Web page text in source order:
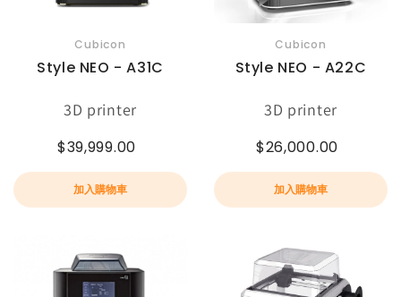
Cubicon
Style NEO - A31C
3D printer
$39,999.00
加入購物車
Cubicon
Style NEO - A22C
3D printer
$26,000.00
加入購物車